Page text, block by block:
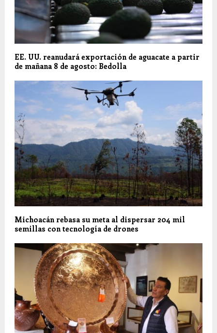
EE. UU. reanudará exportación de aguacate a partir
de mañana 8 de agosto: Bedolla
Michoacán rebasa su meta al dispersar 204 mil
semillas con tecnología de drones